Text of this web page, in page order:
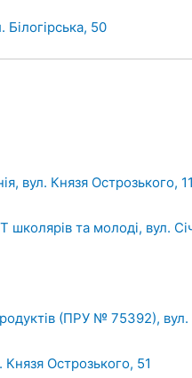
50
вул. Князя Острозького, 11
та молоді, вул.
(ПРУ № 75392), вул.
Острозького, 51